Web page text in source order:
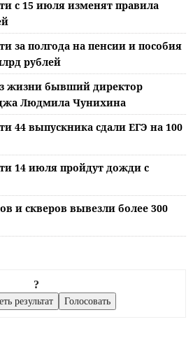
с 15 июля изменят правила
за полгода на пенсии и пособия
рублей
жизни бывший директор
Людмила Чунихина
44 выпускника сдали ЕГЭ на 100
14 июля пройдут дожди с
и скверов вывезли более 300
?